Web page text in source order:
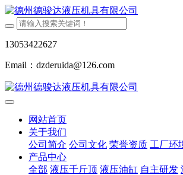
13053422627
Email：dzderuida@126.com
网站首页
关于我们
公司简介 公司文化 荣誉资质 工厂环
产品中心
全部 液压千斤顶 液压油缸 自主研发